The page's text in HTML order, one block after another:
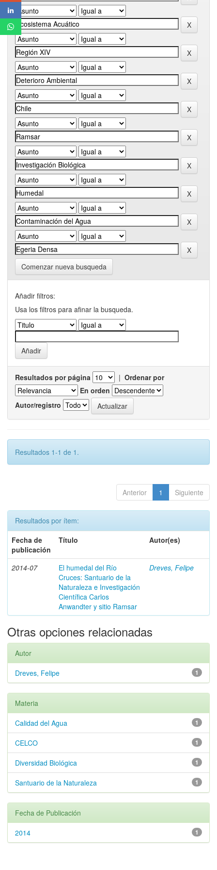
Comenzar nueva busqueda
Añadir filtros:
Usa los filtros para afinar la busqueda.
Resultados por página | Ordenar por
En orden
Autor/registro
Resultados 1-1 de 1.
Anterior 1 Siguiente
Resultados por ítem:
Fecha de
publicación
Título Autor(es)
2014-07
El humedal del Río
Cruces: Santuario de la
Naturaleza e Investigación
Científica Carlos
Anwandter y sitio Ramsar
Dreves, Felipe
Otras opciones relacionadas
Autor
1
Dreves, Felipe
Materia
1
Calidad del Agua
1
CELCO
1
Diversidad Biológica
1
Santuario de la Naturaleza
Fecha de Publicación
1
2014